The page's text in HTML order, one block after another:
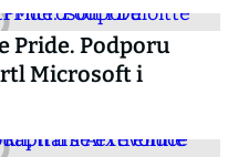
Pride. Podporu
Microsoft i